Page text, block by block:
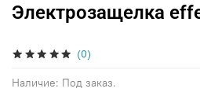
(0)
Наличие: Под заказ.
Электрозащелка